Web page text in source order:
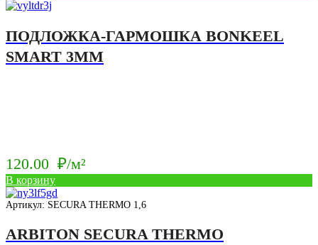
ПОДЛОЖКА-ГАРМОШКА BONKEEL
SMART 3ММ
120.00 ₽/м²
В корзину
Артикул: SECURA THERMO 1,6
ARBITON SECURA THERMO